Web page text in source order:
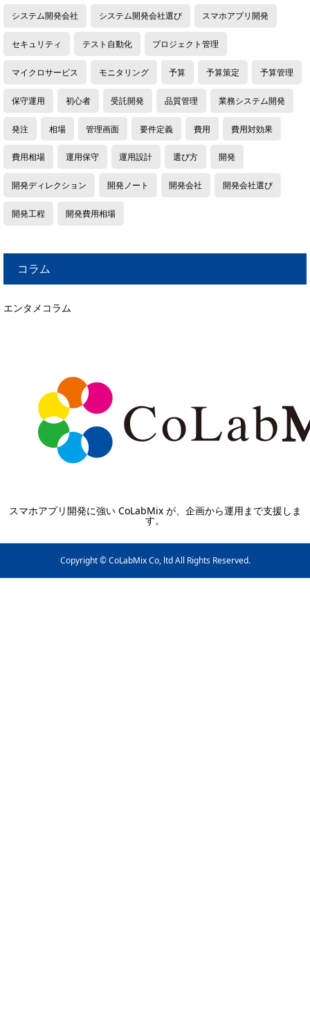
システム開発会社 システム開発会社選び スマホアプリ開発
セキュリティ テスト自動化 プロジェクト管理
マイクロサービス モニタリング 予算 予算策定 予算管理
保守運用 初心者 受託開発 品質管理 業務システム開発
発注 相場 管理画面 要件定義 費用 費用対効果
費用相場 運用保守 運用設計 選び方 開発
開発ディレクション 開発ノート 開発会社 開発会社選び
開発工程 開発費用相場
コラム
エンタメコラム
スマホアプリ開発に強い CoLabMix が、企画から運用まで支援しま
す。
Copyright © CoLabMix Co, ltd All Rights Reserved.